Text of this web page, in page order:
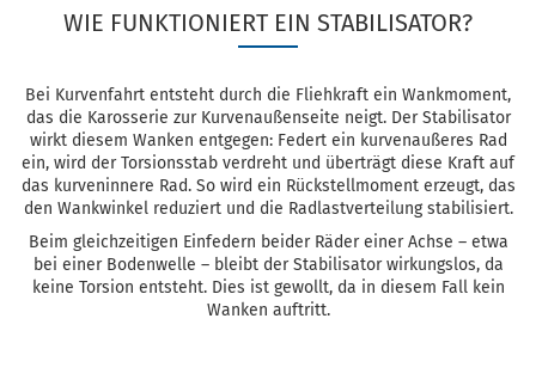
WIE FUNKTIONIERT EIN STABILISATOR?
Bei Kurvenfahrt entsteht durch die Fliehkraft ein Wankmoment,
das die Karosserie zur Kurvenaußenseite neigt. Der Stabilisator
wirkt diesem Wanken entgegen: Federt ein kurvenaußeres Rad
ein, wird der Torsionsstab verdreht und überträgt diese Kraft auf
das kurveninnere Rad. So wird ein Rückstellmoment erzeugt, das
den Wankwinkel reduziert und die Radlastverteilung stabilisiert.
Beim gleichzeitigen Einfedern beider Räder einer Achse – etwa
bei einer Bodenwelle – bleibt der Stabilisator wirkungslos, da
keine Torsion entsteht. Dies ist gewollt, da in diesem Fall kein
Wanken auftritt.